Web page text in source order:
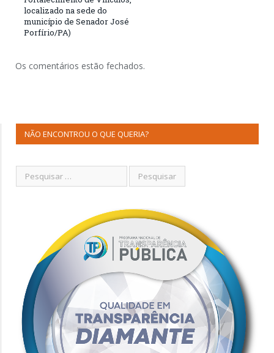
localizado na sede do
município de Senador José
Porfírio/PA)
Os comentários estão fechados.
NÃO ENCONTROU O QUE QUERIA?